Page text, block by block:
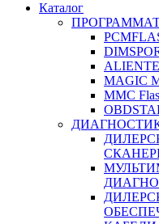
Каталог
MAGIC
MMC